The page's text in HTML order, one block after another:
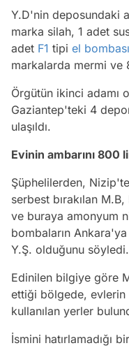
Y.D'nin deposundaki
marka silah, 1 adet
adet F1 tipi el bombası
markalarda mermi ve
Örgütün ikinci adamı
Gaziantep'teki 4
ulaşıldı.
Evinin ambarını 800
Şüphelilerden,
serbest bırakılan
ve buraya amonyum
bombaların
Y.Ş. olduğunu söyledi.
Edinilen bilgiye göre
ettiği bölgede, evlerin
kullanılan yerler
İsmini hatırlamadığı